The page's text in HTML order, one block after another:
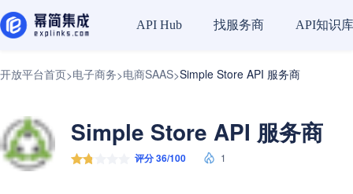
API Hub 找服务商 API知识库
开放平台首页>电子商务>电商SAAS>Simple Store API 服务商
Simple Store API 服务商
评分 36/100 1